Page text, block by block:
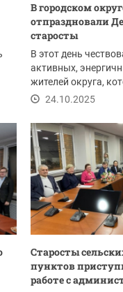
В городском
отпраздновали
старосты
В этот день
активных,
жителей округа,
заботу о...
24.10.2025
Старосты
пунктов
работе с